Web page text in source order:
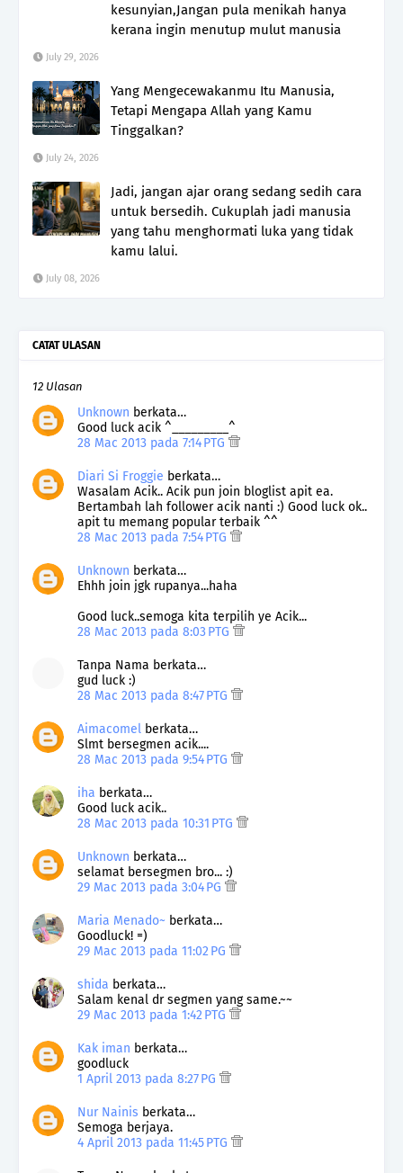
kesunyian,Jangan pula menikah hanya
kerana ingin menutup mulut manusia
July 29, 2026
Yang Mengecewakanmu Itu Manusia,
Tetapi Mengapa Allah yang Kamu
Tinggalkan?
July 24, 2026
Jadi, jangan ajar orang sedang sedih cara
untuk bersedih. Cukuplah jadi manusia
yang tahu menghormati luka yang tidak
kamu lalui.
July 08, 2026
CATAT ULASAN
12 Ulasan
Unknown berkata…
Good luck acik ^_________^
28 Mac 2013 pada 7:14 PTG
Diari Si Froggie berkata…
Wasalam Acik.. Acik pun join bloglist apit ea.
Bertambah lah follower acik nanti :) Good luck ok..
apit tu memang popular terbaik ^^
28 Mac 2013 pada 7:54 PTG
Unknown berkata…
Ehhh join jgk rupanya...haha
Good luck..semoga kita terpilih ye Acik...
28 Mac 2013 pada 8:03 PTG
Tanpa Nama berkata…
gud luck :)
28 Mac 2013 pada 8:47 PTG
Aimacomel berkata…
Slmt bersegmen acik....
28 Mac 2013 pada 9:54 PTG
iha berkata…
Good luck acik..
28 Mac 2013 pada 10:31 PTG
Unknown berkata…
selamat bersegmen bro... :)
29 Mac 2013 pada 3:04 PG
Maria Menado~ berkata…
Goodluck! =)
29 Mac 2013 pada 11:02 PG
shida berkata…
Salam kenal dr segmen yang same.~~
29 Mac 2013 pada 1:42 PTG
Kak iman berkata…
goodluck
1 April 2013 pada 8:27 PG
Nur Nainis berkata…
Semoga berjaya.
4 April 2013 pada 11:45 PTG